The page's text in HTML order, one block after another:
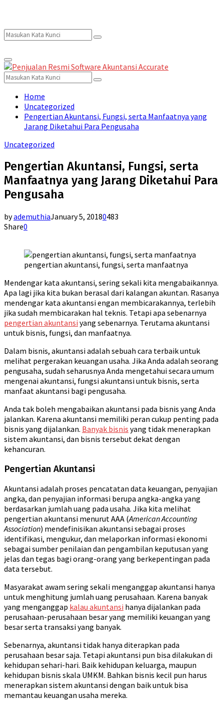
Search
for:
Search
Primary
Menu
Search
for:
Search
Home
Uncategorized
Pengertian Akuntansi, Fungsi, serta Manfaatnya yang
Jarang Diketahui Para Pengusaha
Uncategorized
Pengertian Akuntansi, Fungsi, serta
Manfaatnya yang Jarang Diketahui Para
Pengusaha
byademuthiaJanuary 5, 20180483
Share0
pengertian akuntansi, fungsi, serta manfaatnya
Mendengar kata akuntansi, sering sekali kita mengabaikannya.
Apa lagi jika kita bukan berasal dari kalangan akuntan. Rasanya
mendengar kata akuntansi engan membicarakannya, terlebih
jika sudah membicarakan hal teknis. Tetapi apa sebenarnya
pengertian akuntansi yang sebenarnya. Terutama akuntansi
untuk bisnis, fungsi, dan manfaatnya.
Dalam bisnis, akuntansi adalah sebuah cara terbaik untuk
melihat pergerakan keuangan usaha. Jika Anda adalah seorang
pengusaha, sudah seharusnya Anda mengetahui secara umum
mengenai akuntansi, fungsi akuntansi untuk bisnis, serta
manfaat akuntansi bagi pengusaha.
Anda tak boleh mengabaikan akuntansi pada bisnis yang Anda
jalankan. Karena akuntansi memiliki peran cukup penting pada
bisnis yang dijalankan. Banyak bisnis yang tidak menerapkan
sistem akuntansi, dan bisnis tersebut dekat dengan
kehancuran.
Pengertian Akuntansi
Akuntansi adalah proses pencatatan data keuangan, penyajian
angka, dan penyajian informasi berupa angka-angka yang
berdasarkan jumlah uang pada usaha. Jika kita melihat
pengertian akuntansi menurut AAA (American Accounting
Association) mendefinisikan akuntansi sebagai proses
identifikasi, mengukur, dan melaporkan informasi ekonomi
sebagai sumber penilaian dan pengambilan keputusan yang
jelas dan tegas bagi orang-orang yang berkepentingan pada
data tersebut.
Masyarakat awam sering sekali menganggap akuntansi hanya
untuk menghitung jumlah uang perusahaan. Karena banyak
yang menganggap kalau akuntansi hanya dijalankan pada
perusahaan-perusahaan besar yang memiliki keuangan yang
besar serta transaksi yang banyak.
Sebenarnya, akuntansi tidak hanya diterapkan pada
perusahaan besar saja. Tetapi akuntansi pun bisa dilakukan di
kehidupan sehari-hari. Baik kehidupan keluarga, maupun
kehidupan bisnis skala UMKM. Bahkan bisnis kecil pun harus
menerapkan sistem akuntansi dengan baik untuk bisa
memantau keuangan usaha mereka.